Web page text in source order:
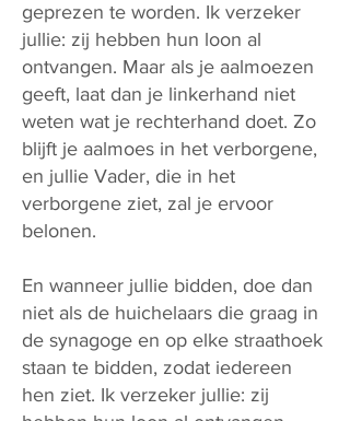
geprezen te worden. Ik verzeker
jullie: zij hebben hun loon al
ontvangen. Maar als je aalmoezen
geeft, laat dan je linkerhand niet
weten wat je rechterhand doet. Zo
blijft je aalmoes in het verborgene,
en jullie Vader, die in het
verborgene ziet, zal je ervoor
belonen.
En wanneer jullie bidden, doe dan
niet als de huichelaars die graag in
de synagoge en op elke straathoek
staan te bidden, zodat iedereen
hen ziet. Ik verzeker jullie: zij